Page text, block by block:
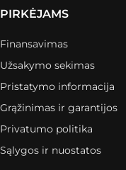
PIRKĖJAMS
Finansavimas
Užsakymo sekimas
Pristatymo informacija
Grąžinimas ir garantijos
Privatumo politika
Sąlygos ir nuostatos